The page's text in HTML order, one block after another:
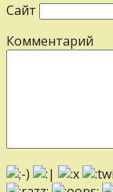
Сайт
Комментарий